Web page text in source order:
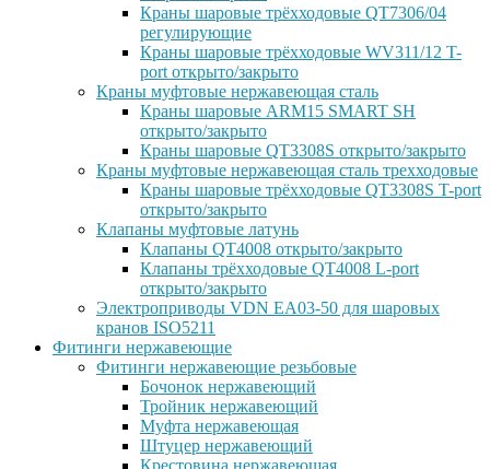
Краны шаровые трёхходовые QT7306/04
регулирующие
Краны шаровые трёхходовые WV311/12 T-
port открыто/закрыто
Краны муфтовые нержавеющая сталь
Краны шаровые ARM15 SMART SH
открыто/закрыто
Краны шаровые QT3308S открыто/закрыто
Краны муфтовые нержавеющая сталь трехходовые
Краны шаровые трёхходовые QT3308S T-port
открыто/закрыто
Клапаны муфтовые латунь
Клапаны QT4008 открыто/закрыто
Клапаны трёхходовые QT4008 L-port
открыто/закрыто
Электроприводы VDN EA03-50 для шаровых
кранов ISO5211
Фитинги нержавеющие
Фитинги нержавеющие резьбовые
Бочонок нержавеющий
Тройник нержавеющий
Муфта нержавеющая
Штуцер нержавеющий
Крестовина нержавеющая